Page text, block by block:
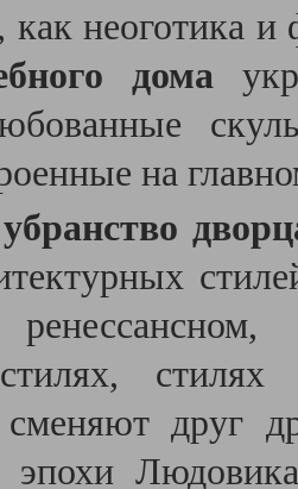
как неоготика
дома
на
сменяют друг
эпохи